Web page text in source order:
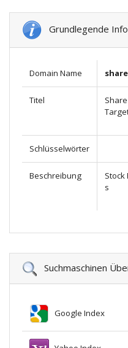
Grundlegende
Domain Name
Titel
Schlüsselwörter
Beschreibung
Stock
s
Suchmaschinen
Google Index